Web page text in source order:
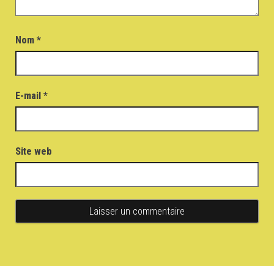
Nom *
E-mail *
Site web